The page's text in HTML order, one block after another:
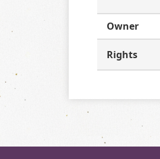
Owner
Rights